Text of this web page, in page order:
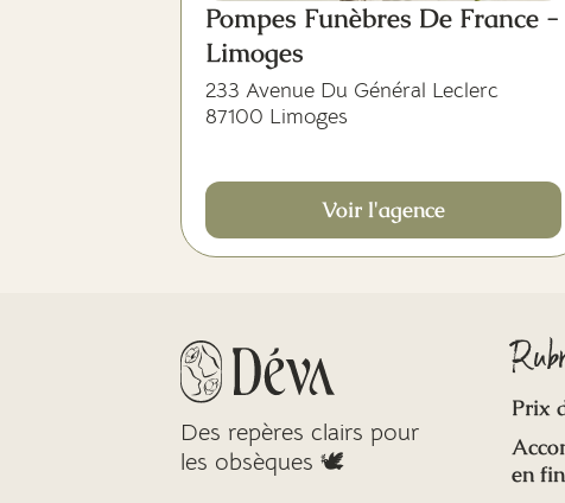
Pompes Funèbres De France -
Limoges
233 Avenue Du Général Leclerc
87100 Limoges
Voir l'agence
Des repères clairs pour
les obsèques 🕊️
Prix
en